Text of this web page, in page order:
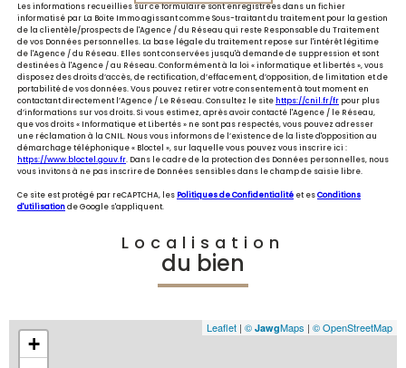
Les informations recueillies sur ce formulaire sont enregistrées dans un fichier
informatisé par La Boite Immo agissant comme Sous-traitant du traitement pour la gestion
de la clientèle/prospects de l'Agence / du Réseau qui reste Responsable du Traitement
de vos Données personnelles. La base légale du traitement repose sur l'intérêt légitime
de l'Agence / du Réseau. Elles sont conservées jusqu'à demande de suppression et sont
destinées à l'Agence / au Réseau. Conformément à la loi « informatique et libertés », vous
disposez des droits d’accès, de rectification, d’effacement, d’opposition, de limitation et de
portabilité de vos données. Vous pouvez retirer votre consentement à tout moment en
contactant directement l’Agence / Le Réseau. Consultez le site https://cnil.fr/fr pour plus
d’informations sur vos droits. Si vous estimez, après avoir contacté l'Agence / le Réseau,
que vos droits « Informatique et Libertés » ne sont pas respectés, vous pouvez adresser
une réclamation à la CNIL. Nous vous informons de l’existence de la liste d'opposition au
démarchage téléphonique « Bloctel », sur laquelle vous pouvez vous inscrire ici :
https://www.bloctel.gouv.fr. Dans le cadre de la protection des Données personnelles, nous
vous invitons à ne pas inscrire de Données sensibles dans le champ de saisie libre.
Ce site est protégé par reCAPTCHA, les Politiques de Confidentialité et esConditions
d'utilisationde Google s'appliquent.
Localisation
du bien
+
Leaflet | © JawgMaps | © OpenStreetMap